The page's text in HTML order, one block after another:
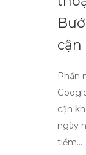
cận
Phần
cận
ngày
tiềm…